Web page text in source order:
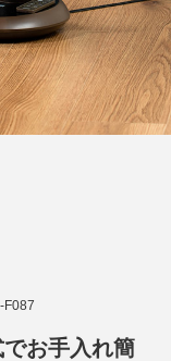
F087
お手入れ簡